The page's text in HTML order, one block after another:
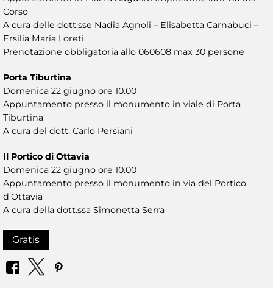
Corso
A cura delle dott.sse Nadia Agnoli – Elisabetta Carnabuci –
Ersilia Maria Loreti
Prenotazione obbligatoria allo 060608 max 30 persone
Porta Tiburtina
Domenica 22 giugno ore 10.00
Appuntamento presso il monumento in viale di Porta
Tiburtina
A cura del dott. Carlo Persiani
Il Portico di Ottavia
Domenica 22 giugno ore 10.00
Appuntamento presso il monumento in via del Portico
d’Ottavia
A cura della dott.ssa Simonetta Serra
Gratis